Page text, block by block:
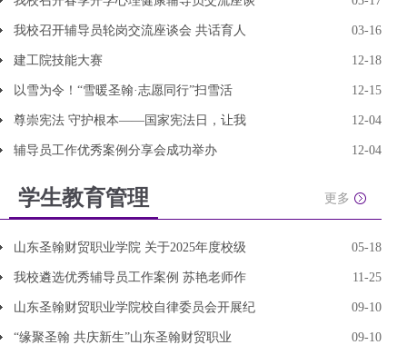
我校召开辅导员轮岗交流座谈会 共话育人 03-16
建工院技能大赛 12-18
以雪为令！“雪暖圣翰·志愿同行”扫雪活 12-15
尊崇宪法 守护根本——国家宪法日，让我 12-04
辅导员工作优秀案例分享会成功举办 12-04
学生教育管理 更多
山东圣翰财贸职业学院 关于2025年度校级 05-18
我校遴选优秀辅导员工作案例 苏艳老师作 11-25
山东圣翰财贸职业学院校自律委员会开展纪 09-10
“缘聚圣翰 共庆新生”山东圣翰财贸职业 09-10